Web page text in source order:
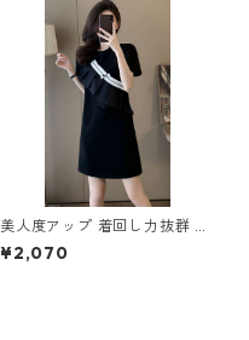
美人度アップ 着回し力抜群 エ
レガント 切り替え ワンピース
m-262
¥2,070